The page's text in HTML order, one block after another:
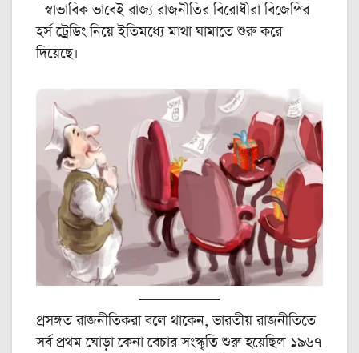
স্বাভাবিক ভাবেই রাজ্য রাজনীতির বিরোধীরা বিজেপির
হর্স ট্রেডিং নিয়ে ইতিমধ্যে মাথা ঘামাতে শুরু করে
দিয়েছে।
প্রসঙ্গত রাজনীতিকরা বলে থাকেন, ভারতীয় রাজনীতিতে
সর্ব প্রথম ঘোড়া কেনা বেচার সংস্কৃতি শুরু হয়েছিল ১৯৬৭